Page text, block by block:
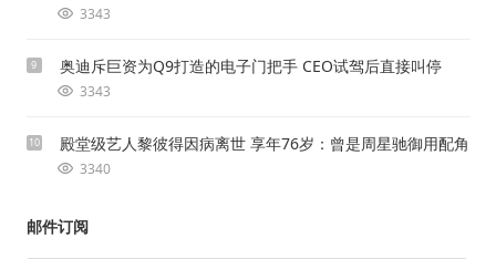
3343
9 奥迪斥巨资为Q9打造的电子门把手 CEO试驾后直接叫停
3343
10 殿堂级艺人黎彼得因病离世 享年76岁：曾是周星驰御用配角
3340
邮件订阅